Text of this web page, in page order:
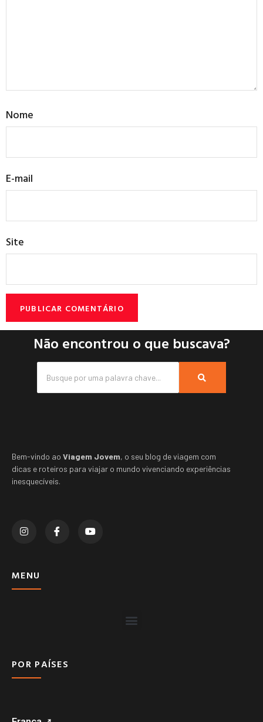
Nome
E-mail
Site
Não encontrou o que buscava?
Bem-vindo ao Viagem Jovem, o seu blog de viagem com
dicas e roteiros para viajar o mundo vivenciando experiências
inesquecíveis.
MENU
POR PAÍSES